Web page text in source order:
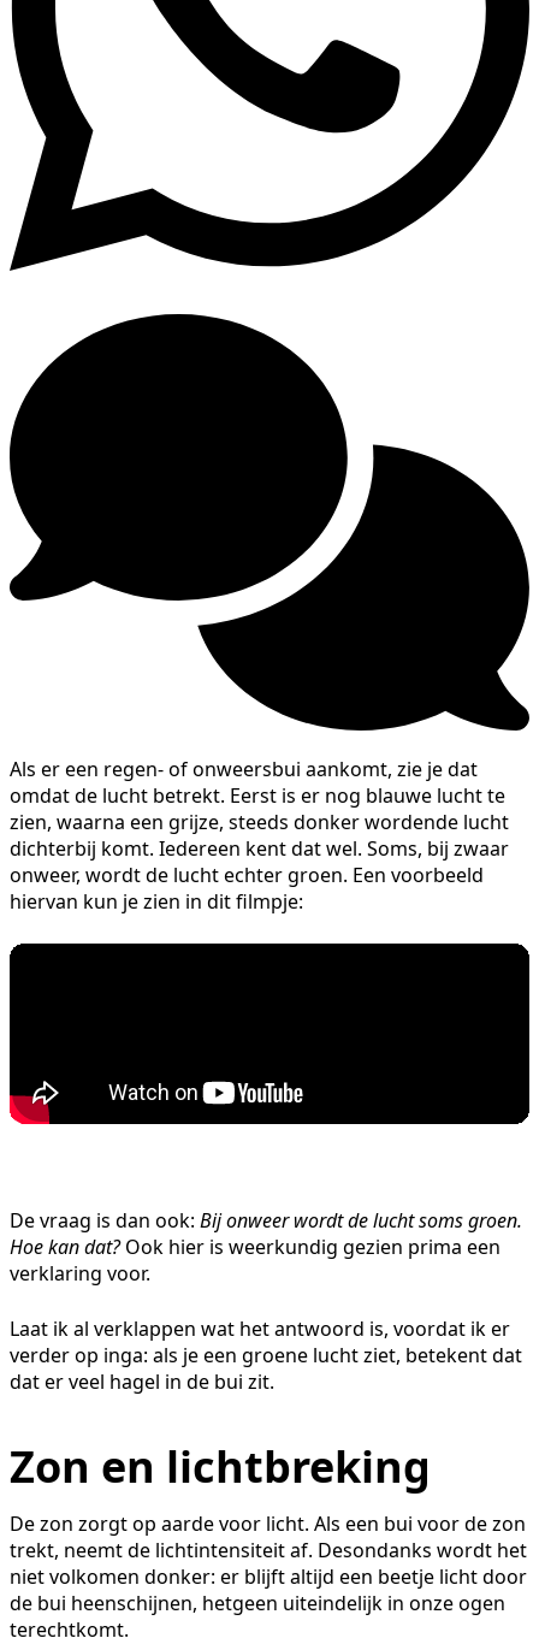
Als er een regen- of onweersbui aankomt, zie je dat
omdat de lucht betrekt. Eerst is er nog blauwe lucht te
zien, waarna een grijze, steeds donker wordende lucht
dichterbij komt. Iedereen kent dat wel. Soms, bij zwaar
onweer, wordt de lucht echter groen. Een voorbeeld
hiervan kun je zien in dit filmpje:
De vraag is dan ook: Bij onweer wordt de lucht soms groen.
Hoe kan dat?Ook hier is weerkundig gezien prima een
verklaring voor.
Laat ik al verklappen wat het antwoord is, voordat ik er
verder op inga: als je een groene lucht ziet, betekent dat
dat er veel hagel in de bui zit.
Zon en lichtbreking
De zon zorgt op aarde voor licht. Als een bui voor de zon
trekt, neemt de lichtintensiteit af. Desondanks wordt het
niet volkomen donker: er blijft altijd een beetje licht door
de bui heenschijnen, hetgeen uiteindelijk in onze ogen
terechtkomt.